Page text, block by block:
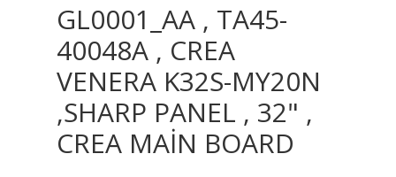
GL0001_AA , TA45-
40048A , CREA
VENERA K32S-MY20N
,SHARP PANEL , 32" ,
CREA MAİN BOARD